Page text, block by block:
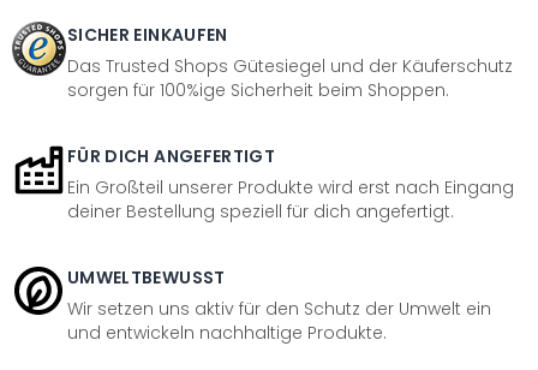
SICHER EINKAUFEN
Das Trusted Shops Gütesiegel und der Käuferschutz
sorgen für 100%ige Sicherheit beim Shoppen.
FÜR DICH ANGEFERTIGT
Ein Großteil unserer Produkte wird erst nach Eingang
deiner Bestellung speziell für dich angefertigt.
UMWELTBEWUSST
Wir setzen uns aktiv für den Schutz der Umwelt ein
und entwickeln nachhaltige Produkte.